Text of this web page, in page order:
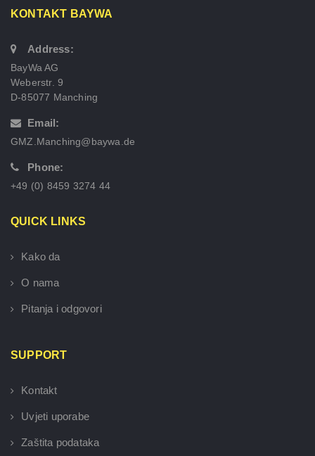
KONTAKT BAYWA
Address:
BayWa AG
Weberstr. 9
D-85077 Manching
Email:
GMZ.Manching@baywa.de
Phone:
+49 (0) 8459 3274 44
QUICK LINKS
Kako da
O nama
Pitanja i odgovori
SUPPORT
Kontakt
Uvjeti uporabe
Zaštita podataka